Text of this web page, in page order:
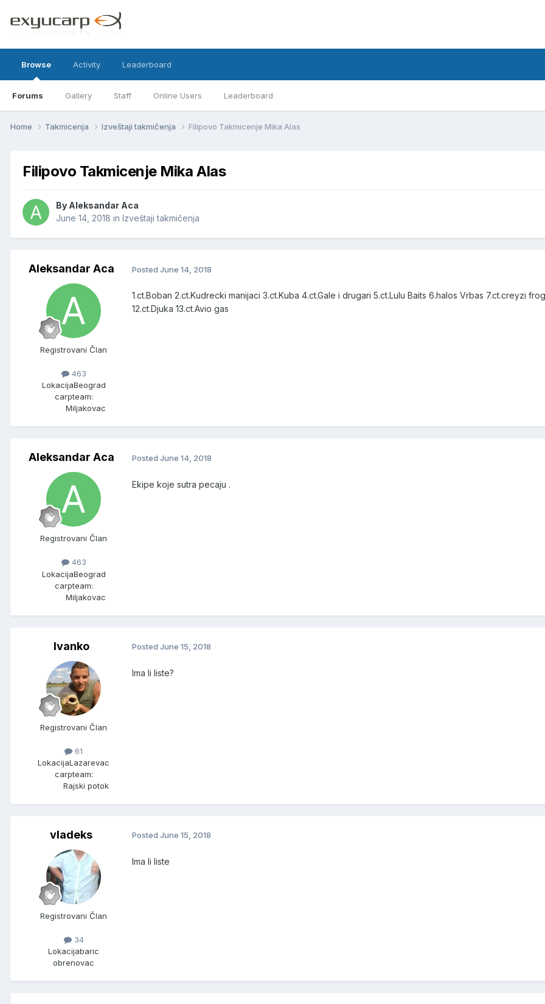
Browse
Forums Gallery Staff Online Users Leaderboard
Activity Leaderboard
Home Takmicenja Izveštaji takmičenja Filipovo Takmicenje Mika Alas
Filipovo Takmicenje Mika Alas
By Aleksandar Aca
June 14, 2018 in Izveštaji takmičenja
Aleksandar Aca
Registrovani Član
463
LokacijaBeograd
carpteam:
Miljakovac
Posted June 14, 2018
1.ct.Boban 2.ct.Kudrecki manijaci 3.ct.Kuba 4.ct.Gale i drugari 5.ct.Lulu Baits 6.halos Vrbas 7.ct.creyzi
12.ct.Djuka 13.ct.Avio gas
Aleksandar Aca
Registrovani Član
463
LokacijaBeograd
carpteam:
Miljakovac
Posted June 14, 2018
Ekipe koje sutra pecaju .
Ivanko
Registrovani Član
61
LokacijaLazarevac
carpteam:
Rajski potok
Posted June 15, 2018
Ima li liste?
vladeks
Registrovani Član
34
Lokacijabaric
obrenovac
Posted June 15, 2018
Ima li liste